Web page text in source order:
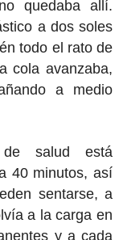
quedaba allí.
a dos soles
todo el rato de
cola avanzaba,
a medio
de salud está
40 minutos, así
sentarse, a
a la carga en
y a cada